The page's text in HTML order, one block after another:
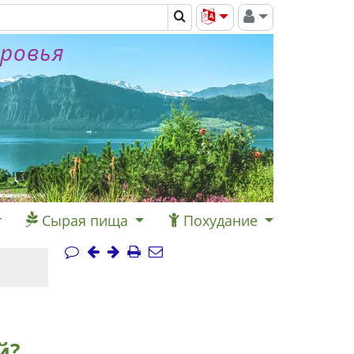
Сырая пища Похудание